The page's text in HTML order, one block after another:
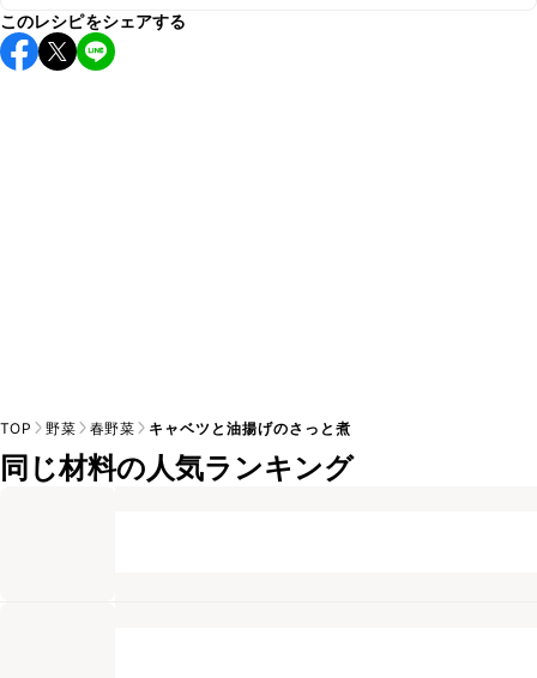
保存期間は冷蔵で翌日中が目安です。なるべくお早めにお召
し上がりください。
このレシピをシェアする
TOP 野菜 春野菜 キャベツと油揚げのさっと煮
同じ材料の人気ランキング